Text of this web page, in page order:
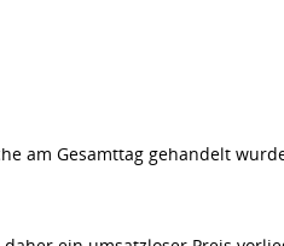
am Gesamttag gehandelt